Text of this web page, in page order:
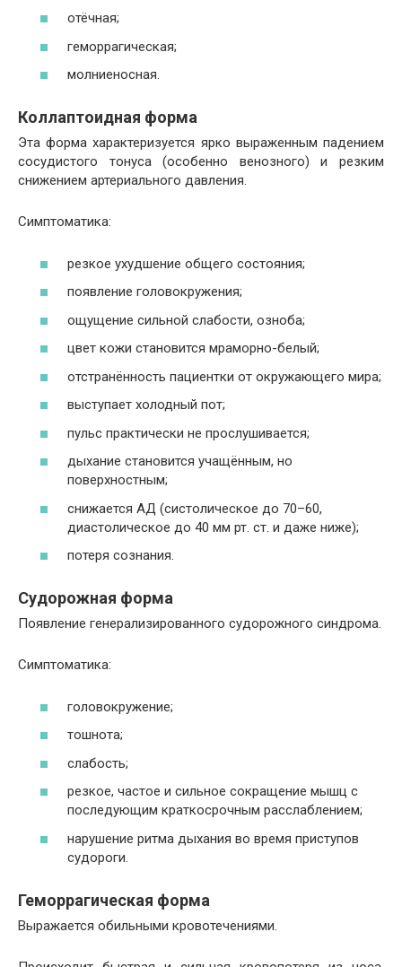
отёчная;
геморрагическая;
молниеносная.
Коллаптоидная форма
Эта форма характеризуется ярко выраженным падением
сосудистого тонуса (особенно венозного) и резким
снижением артериального давления.
Симптоматика:
резкое ухудшение общего состояния;
появление головокружения;
ощущение сильной слабости, озноба;
цвет кожи становится мраморно-белый;
отстранённость пациентки от окружающего мира;
выступает холодный пот;
пульс практически не прослушивается;
дыхание становится учащённым, но
поверхностным;
снижается АД (систолическое до 70–60,
диастолическое до 40 мм рт. ст. и даже ниже);
потеря сознания.
Судорожная форма
Появление генерализированного судорожного синдрома.
Симптоматика:
головокружение;
тошнота;
слабость;
резкое, частое и сильное сокращение мышц с
последующим краткосрочным расслаблением;
нарушение ритма дыхания во время приступов
судороги.
Геморрагическая форма
Выражается обильными кровотечениями.